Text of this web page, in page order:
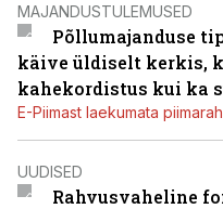
MAJANDUSTULEMUSED
Põllumajanduse
käive üldiselt kerkis,
kahekordistus kui ka
E-Piimast laekumata
UUDISED
Rahvusvaheline